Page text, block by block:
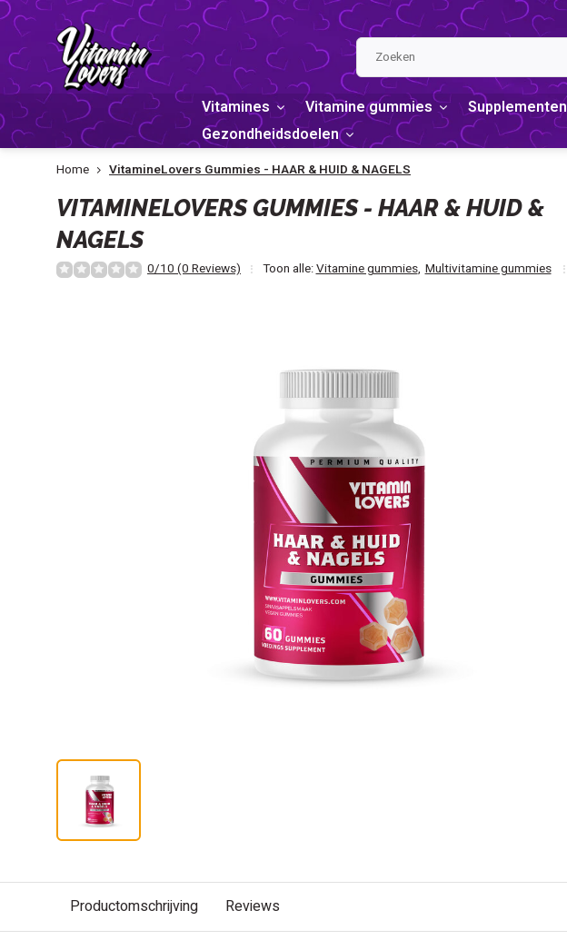
Vitamines Vitamine gummies Supplementen
Gezondheidsdoelen
Home VitamineLovers Gummies - HAAR & HUID & NAGELS
VITAMINELOVERS GUMMIES - HAAR & HUID &
NAGELS
0/10 (0 Reviews) Toon alle:Vitamine gummies, Multivitamine gummies
Productomschrijving Reviews